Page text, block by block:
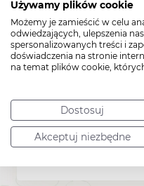
Używamy plików cookie
Możemy je zamieścić w celu
odwiedzających, ulepszenia
spersonalizowanych treści i
doświadczenia na stronie
na temat plików cookie,
Dostosuj
Akceptuj niezbędne
Zawartość